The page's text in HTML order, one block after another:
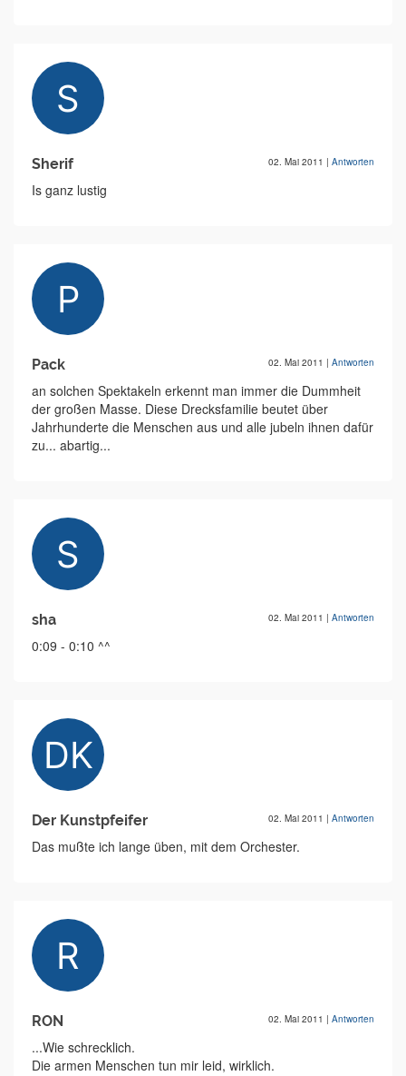
Sherif 02. Mai 2011 | Antworten
Is ganz lustig
Pack 02. Mai 2011 | Antworten
an solchen Spektakeln erkennt man immer die Dummheit
der großen Masse. Diese Drecksfamilie beutet über
Jahrhunderte die Menschen aus und alle jubeln ihnen dafür
zu... abartig...
sha 02. Mai 2011 | Antworten
0:09 - 0:10 ^^
Der Kunstpfeifer 02. Mai 2011 | Antworten
Das mußte ich lange üben, mit dem Orchester.
RON 02. Mai 2011 | Antworten
...Wie schrecklich.
Die armen Menschen tun mir leid, wirklich.